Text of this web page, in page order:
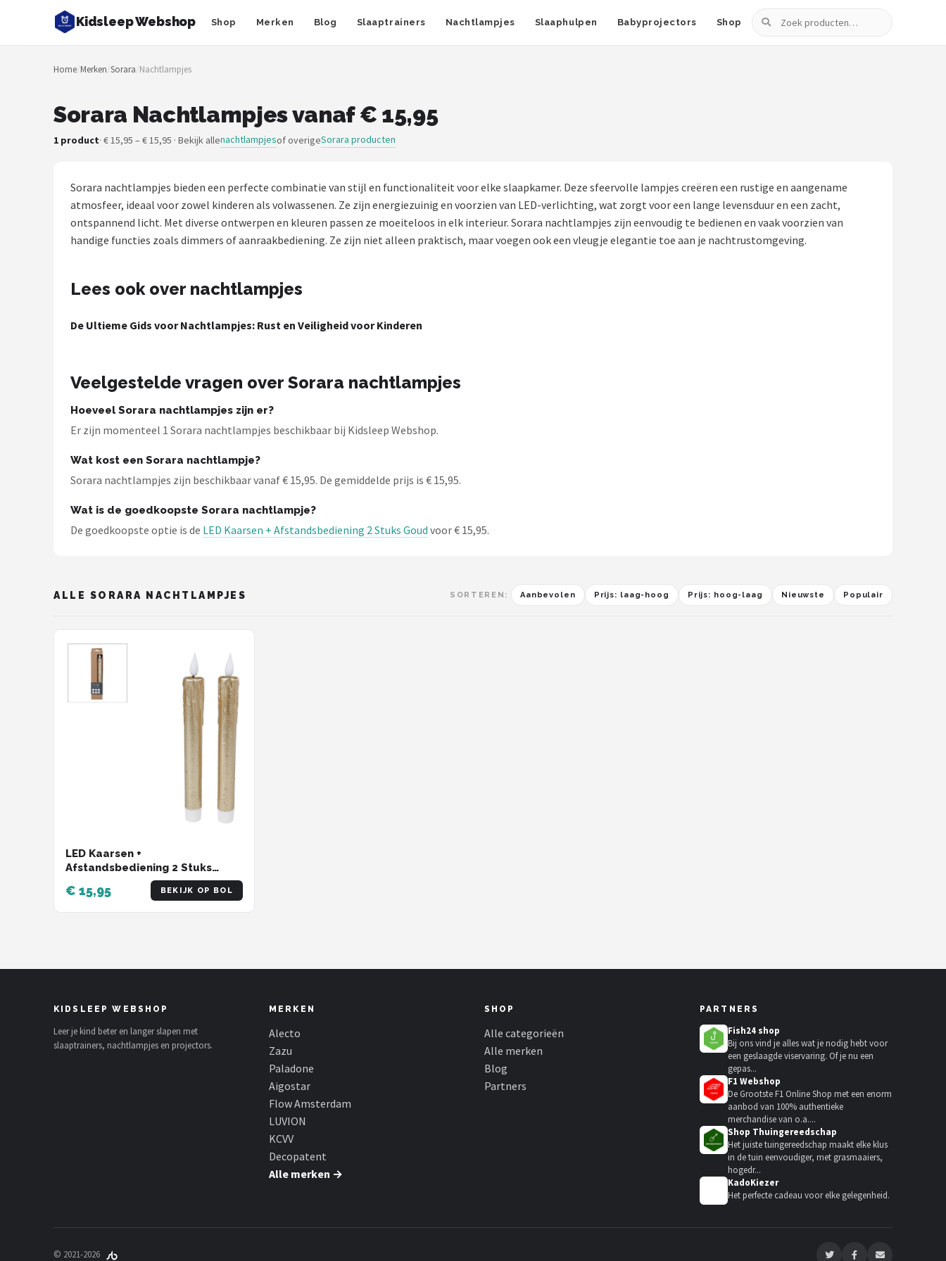
Kidsleep Webshop Shop Merken Blog Slaaptrainers Nachtlampjes Slaaphulpen Babyprojectors Shop
Zoeken
Zoeken
NAVIGATIE
Merken
Slaaptrainers
Nachtlampjes
Paladone
Flow Amsterdam
KCVV
Countryfield
Home/Merken/Sorara/Nachtlampjes
Sorara Nachtlampjes vanaf € 15,95
1 product· € 15,95 – € 15,95 · Bekijk allenachtlampjesof overigeSorara producten
Sorara nachtlampjes bieden een perfecte combinatie van stijl en functionaliteit voor elke slaapkamer. Deze sfeervolle lampjes creëren een rustige en aangename
atmosfeer, ideaal voor zowel kinderen als volwassenen. Ze zijn energiezuinig en voorzien van LED-verlichting, wat zorgt voor een lange levensduur en een zacht,
ontspannend licht. Met diverse ontwerpen en kleuren passen ze moeiteloos in elk interieur. Sorara nachtlampjes zijn eenvoudig te bedienen en vaak voorzien van
handige functies zoals dimmers of aanraakbediening. Ze zijn niet alleen praktisch, maar voegen ook een vleugje elegantie toe aan je nachtrustomgeving.
Lees ook over nachtlampjes
De Ultieme Gids voor Nachtlampjes: Rust en Veiligheid voor Kinderen
Veelgestelde vragen over Sorara nachtlampjes
Hoeveel Sorara nachtlampjes zijn er?
Er zijn momenteel 1 Sorara nachtlampjes beschikbaar bij Kidsleep Webshop.
Wat kost een Sorara nachtlampje?
Sorara nachtlampjes zijn beschikbaar vanaf € 15,95. De gemiddelde prijs is € 15,95.
Wat is de goedkoopste Sorara nachtlampje?
De goedkoopste optie is de LED Kaarsen + Afstandsbediening 2 Stuks Goud voor € 15,95.
ALLE SORARA NACHTLAMPJES SORTEREN: Aanbevolen Prijs: laag-hoog Prijs: hoog-laag Nieuwste Populair
LED Kaarsen +
Afstandsbediening 2 Stuks
€ 15,95 BEKIJK OP BOL
KIDSLEEP WEBSHOP
Leer je kind beter en langer slapen met
slaaptrainers, nachtlampjes en projectors.
MERKEN
Alecto
Zazu
Paladone
Aigostar
Flow Amsterdam
LUVION
KCVV
Decopatent
Alle merken →
SHOP
Alle categorieën
Alle merken
Blog
Partners
PARTNERS
Fish24 shop
Bij ons vind je alles wat je nodig hebt voor
een geslaagde viservaring. Of je nu een
gepas...
F1 Webshop
De Grootste F1 Online Shop met een enorm
aanbod van 100% authentieke
merchandise van o.a....
Shop Thuingereedschap
Het juiste tuingereedschap maakt elke klus
in de tuin eenvoudiger, met grasmaaiers,
hogedr...
KadoKiezer
Het perfecte cadeau voor elke gelegenheid.
© 2021-2026